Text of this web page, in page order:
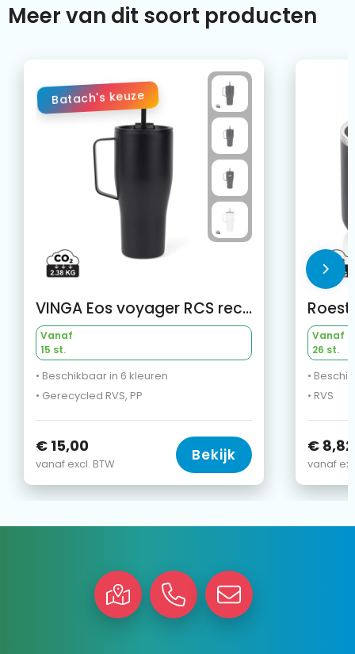
Meer van dit soort producten
Batach's keuze
VINGA Eos voyager RCS recycled RVS 800 ML
Vanaf
15 st.
• Beschikbaar in 6 kleuren
• Gerecycled RVS, PP
€ 15,00
vanaf excl. BTW Bekijk
Vanaf
26 st.
•
• RVS
€ 8,82
vanaf